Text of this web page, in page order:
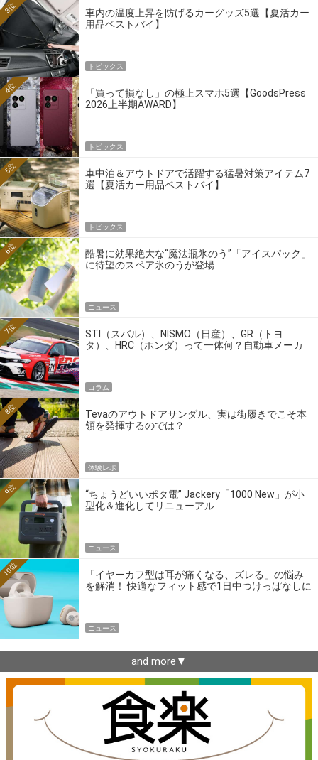
車内の温度上昇を防げるカーグッズ5選【夏活カー
用品ベストバイ】
3位
トピックス
「買って損なし」の極上スマホ5選【GoodsPress
2026上半期AWARD】
4位
トピックス
車中泊＆アウトドアで活躍する猛暑対策アイテム7
選【夏活カー用品ベストバイ】
5位
トピックス
酷暑に効果絶大な“魔法瓶氷のう”「アイスパック」
に待望のスペア氷のうが登場
6位
ニュース
STI（スバル）、NISMO（日産）、GR（トヨ
タ）、HRC（ホンダ）って一体何？自動車メーカ
7位
コラム
Tevaのアウトドアサンダル、実は街履きでこそ本
領を発揮するのでは？
8位
体験レポ
“ちょうどいいポタ電” Jackery「1000 New」が小
型化＆進化してリニューアル
9位
ニュース
「イヤーカフ型は耳が痛くなる、ズレる」の悩み
を解消！ 快適なフィット感で1日中つけっぱなしに
10位
ニュース
and more▼